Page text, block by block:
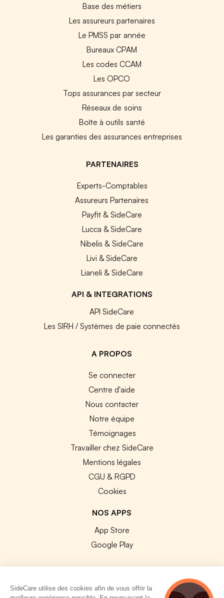
Base des métiers
Les assureurs partenaires
Le PMSS par année
Bureaux CPAM
Les codes CCAM
Les OPCO
Tops assurances par secteur
Réseaux de soins
Boîte à outils santé
Les garanties des assurances entreprises
PARTENAIRES
Experts-Comptables
Assureurs Partenaires
Payfit & SideCare
Lucca & SideCare
Nibelis & SideCare
Livi & SideCare
Lianeli & SideCare
API & INTEGRATIONS
API SideCare
Les SIRH / Systèmes de paie connectés
A PROPOS
Se connecter
Centre d'aide
Nous contacter
Notre équipe
Témoignages
Travailler chez SideCare
Mentions légales
CGU & RGPD
Cookies
NOS APPS
App Store
Google Play
SideCare utilise des cookies afin de vous offrir la